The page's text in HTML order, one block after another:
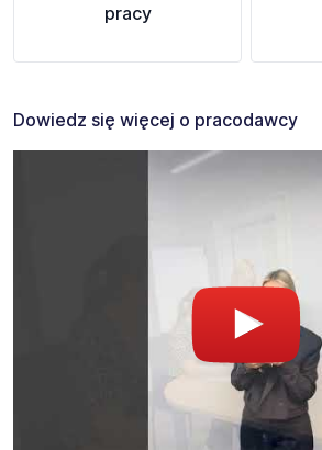
pracy
Dowiedz się więcej o pracodawcy